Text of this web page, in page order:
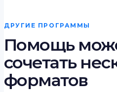
ДРУГИЕ ПРОГРАММЫ
Помощь
сочетать
форматов